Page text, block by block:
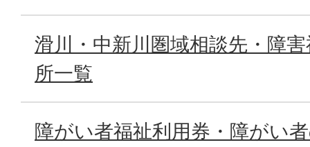
滑川・中新川圏域相談先・障
所一覧
障がい者福祉利用券・障がい